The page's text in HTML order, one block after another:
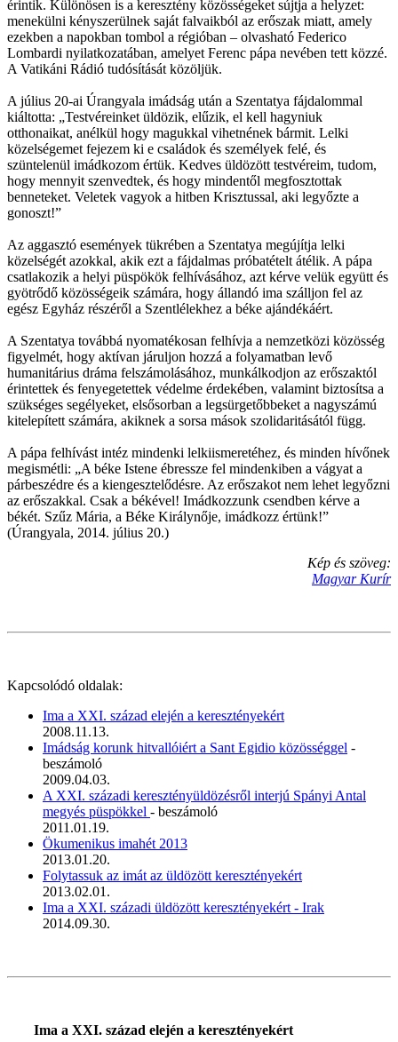
érintik. Különösen is a keresztény közösségeket sújtja a helyzet:
menekülni kényszerülnek saját falvaikból az erőszak miatt, amely
ezekben a napokban tombol a régióban – olvasható Federico
Lombardi nyilatkozatában, amelyet Ferenc pápa nevében tett közzé.
A Vatikáni Rádió tudósítását közöljük.
A július 20-ai Úrangyala imádság után a Szentatya fájdalommal
kiáltotta: „Testvéreinket üldözik, elűzik, el kell hagyniuk
otthonaikat, anélkül hogy magukkal vihetnének bármit. Lelki
közelségemet fejezem ki e családok és személyek felé, és
szüntelenül imádkozom értük. Kedves üldözött testvéreim, tudom,
hogy mennyit szenvedtek, és hogy mindentől megfosztottak
benneteket. Veletek vagyok a hitben Krisztussal, aki legyőzte a
gonoszt!”
Az aggasztó események tükrében a Szentatya megújítja lelki
közelségét azokkal, akik ezt a fájdalmas próbatételt átélik. A pápa
csatlakozik a helyi püspökök felhívásához, azt kérve velük együtt és
gyötrődő közösségeik számára, hogy állandó ima szálljon fel az
egész Egyház részéről a Szentlélekhez a béke ajándékáért.
A Szentatya továbbá nyomatékosan felhívja a nemzetközi közösség
figyelmét, hogy aktívan járuljon hozzá a folyamatban levő
humanitárius dráma felszámolásához, munkálkodjon az erőszaktól
érintettek és fenyegetettek védelme érdekében, valamint biztosítsa a
szükséges segélyeket, elsősorban a legsürgetőbbeket a nagyszámú
kitelepített számára, akiknek a sorsa mások szolidaritásától függ.
A pápa felhívást intéz mindenki lelkiismeretéhez, és minden hívőnek
megismétli: „A béke Istene ébressze fel mindenkiben a vágyat a
párbeszédre és a kiengesztelődésre. Az erőszakot nem lehet legyőzni
az erőszakkal. Csak a békével! Imádkozzunk csendben kérve a
békét. Szűz Mária, a Béke Királynője, imádkozz értünk!”
(Úrangyala, 2014. július 20.)
Kép és szöveg:
Magyar Kurír
Kapcsolódó oldalak:
Ima a XXI. század elején a keresztényekért
2008.11.13.
Imádság korunk hitvallóiért a Sant Egidio közösséggel -
beszámoló
2009.04.03.
A XXI. századi keresztényüldözésről interjú Spányi Antal
megyés püspökkel - beszámoló
2011.01.19.
Ökumenikus imahét 2013
2013.01.20.
Folytassuk az imát az üldözött keresztényekért
2013.02.01.
Ima a XXI. századi üldözött keresztényekért - Irak
2014.09.30.
Ima a XXI. század elején a keresztényekért